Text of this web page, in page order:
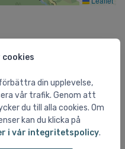
cookies
din upplevelse,
vår trafik. Genom att
du till alla cookies. Om
kan du klicka på
i vår integritetspolicy.